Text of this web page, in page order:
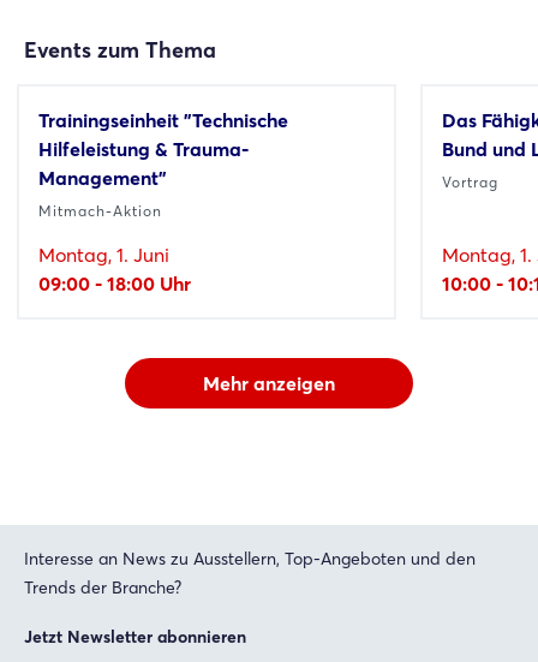
Events zum Thema
Trainingseinheit "Technische
Hilfeleistung & Trauma-
Management"
Mitmach-Aktion
Montag, 1. Juni
09:00 - 18:00 Uhr
Das
Bund und
Vortrag
Montag, 1.
10:00 -
Mehr anzeigen
Interesse an News zu Ausstellern, Top-Angeboten und den
Trends der Branche?
Jetzt Newsletter abonnieren